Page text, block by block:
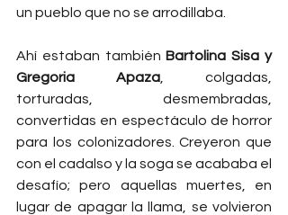
un pueblo que no se arrodillaba.
Ahí estaban también Bartolina Sisa y
Gregoria Apaza , colgadas,
torturadas, desmembradas,
convertidas en espectáculo de horror
para los colonizadores. Creyeron que
con el cadalso y la soga se acababa el
desafío; pero aquellas muertes, en
lugar de apagar la llama, se volvieron